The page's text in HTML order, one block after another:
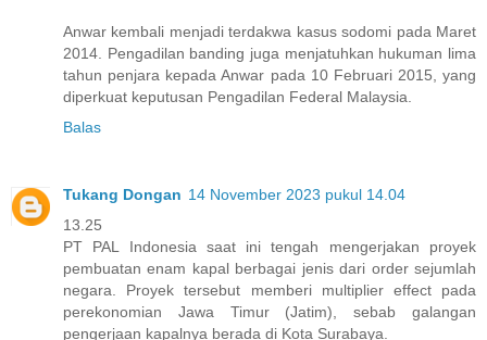
Anwar kembali menjadi terdakwa kasus sodomi pada Maret
2014. Pengadilan banding juga menjatuhkan hukuman lima
tahun penjara kepada Anwar pada 10 Februari 2015, yang
diperkuat keputusan Pengadilan Federal Malaysia.
Balas
Tukang Dongan 14 November 2023 pukul 14.04
13.25
PT PAL Indonesia saat ini tengah mengerjakan proyek
pembuatan enam kapal berbagai jenis dari order sejumlah
negara. Proyek tersebut memberi multiplier effect pada
perekonomian Jawa Timur (Jatim), sebab galangan
pengerjaan kapalnya berada di Kota Surabaya.